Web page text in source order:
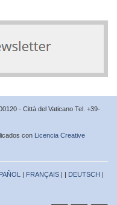
- Città del Vaticano Tel. +39-
con Licencia Creative
| FRANÇAIS | | DEUTSCH |